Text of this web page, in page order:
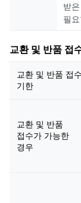
받
필
교환 및 반품 접
교환 및 반품 접수
기한
교환 및 반품
접수가 가능한
경우